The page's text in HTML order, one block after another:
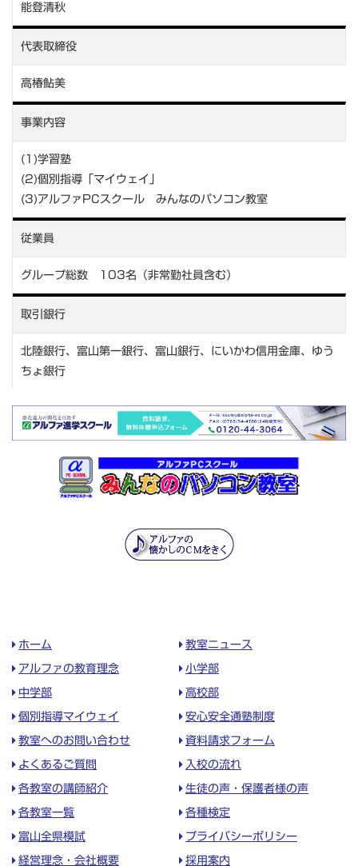
能登清秋
代表取締役
高椿鮎美
事業内容
(1)学習塾
(2)個別指導「マイウェイ」
(3)アルファPCスクール みんなのパソコン教室
従業員
グループ総数 103名（非常勤社員含む）
取引銀行
北陸銀行、富山第一銀行、富山銀行、にいかわ信用金庫、ゆう
ちょ銀行
ホーム 教室ニュース
アルファの教育理念 小学部
中学部 高校部
個別指導マイウェイ 安心安全通塾制度
教室へのお問い合わせ 資料請求フォーム
よくあるご質問 入校の流れ
各教室の講師紹介 生徒の声・保護者様の声
各教室一覧 各種検定
富山全県模試 プライバシーポリシー
経営理念・会社概要 採用案内